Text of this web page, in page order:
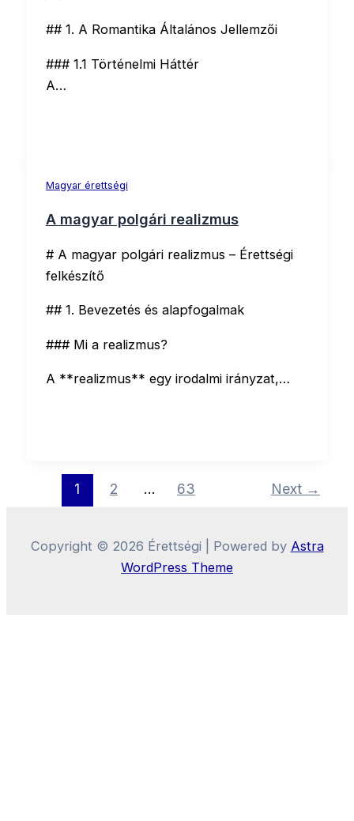
## 1. A Romantika Általános Jellemzői
### 1.1 Történelmi Háttér
A…
Magyar érettségi
A magyar polgári realizmus
# A magyar polgári realizmus – Érettségi
felkészítő
## 1. Bevezetés és alapfogalmak
### Mi a realizmus?
A **realizmus** egy irodalmi irányzat,…
1 2 … 63 Next →
Copyright © 2026 Érettségi | Powered by Astra
WordPress Theme